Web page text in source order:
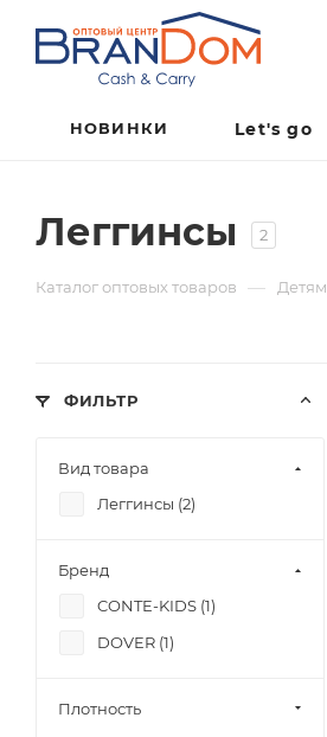
НОВИНКИ Let's go
Леггинсы 2
Каталог оптовых товаров — Детям
ФИЛЬТР
Вид товара
Леггинсы (2)
Бренд
CONTE-KIDS (1)
DOVER (1)
Плотность